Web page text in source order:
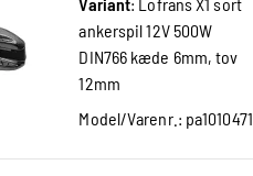
ankerspil 12V 500W
DIN766 kæde 6mm, tov
12mm
Model/Varenr.: pa1010471